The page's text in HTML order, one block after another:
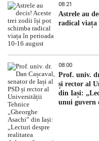
08:21
Astrele au
radical viața
08:00
Prof. univ.
și rector al
din Iași:
unui guvern